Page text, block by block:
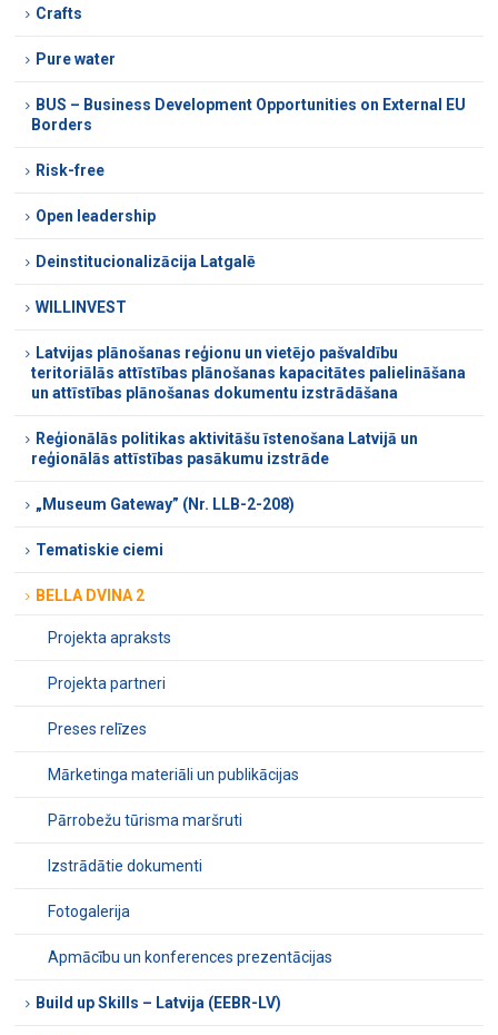
Crafts
Pure water
BUS – Business Development Opportunities on External EU
Borders
Risk-free
Open leadership
Deinstitucionalizācija Latgalē
WILLINVEST
Latvijas plānošanas reģionu un vietējo pašvaldību
teritoriālās attīstības plānošanas kapacitātes palielināšana
un attīstības plānošanas dokumentu izstrādāšana
Reģionālās politikas aktivitāšu īstenošana Latvijā un
reģionālās attīstības pasākumu izstrāde
„Museum Gateway” (Nr. LLB-2-208)
Tematiskie ciemi
BELLA DVINA 2
Projekta apraksts
Projekta partneri
Preses relīzes
Mārketinga materiāli un publikācijas
Pārrobežu tūrisma maršruti
Izstrādātie dokumenti
Fotogalerija
Apmācību un konferences prezentācijas
Build up Skills – Latvija (EEBR-LV)